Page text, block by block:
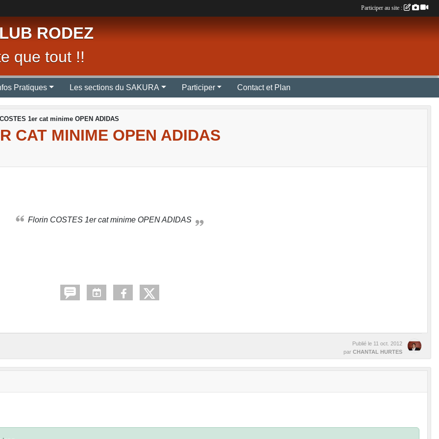
RODEZ
que tout !!
Pratiques Les sections du SAKURA Participer Contact et Plan
1er cat minime OPEN ADIDAS
CAT MINIME OPEN ADIDAS
Florin COSTES 1er cat minime OPEN ADIDAS
Publié le 11 oct. 2012
par CHANTAL HURTES
Participer au site :